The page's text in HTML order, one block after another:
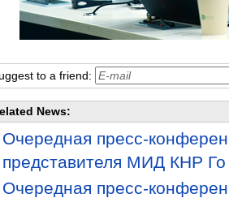
to a friend:
News:
Очередная пресс-
представителя МИД КНР Го
Очередная пресс-